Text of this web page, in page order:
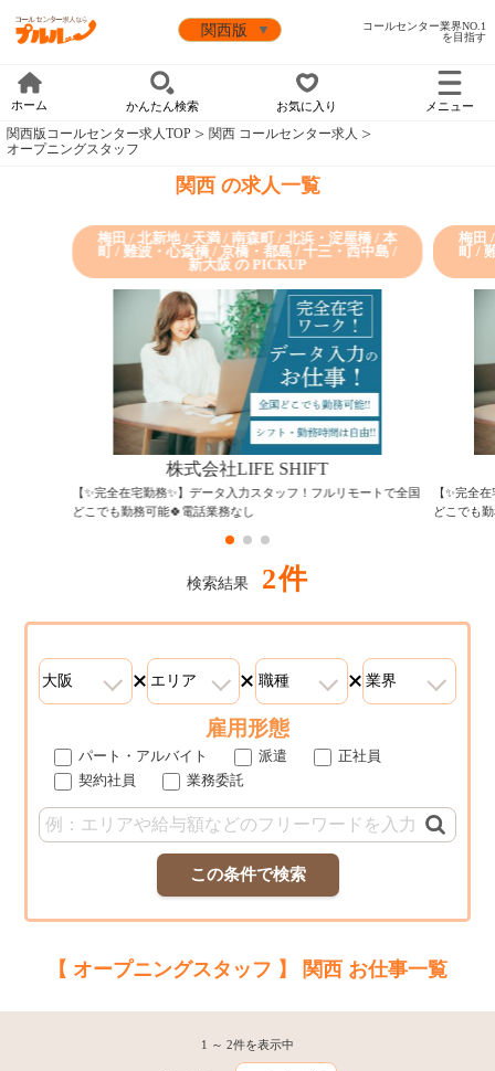
コールセンター業界NO.1
を目指す
ホーム かんたん検索 お気に入り メニュー
関西版コールセンター求人TOP
関西 コールセンター求人
オープニングスタッフ
関西 の求人一覧
梅田 / 北新地 / 天満 / 南森町 / 北浜・淀屋橋 / 本
町 / 難波・心斎橋 / 京橋・都島 / 十三・西中島 /
新大阪 の PICKUP
株式会社LIFE SHIFT
【✨完全在宅勤務✨】データ入力スタッフ！フルリモートで全国
どこでも勤務可能🍀電話業務なし
梅田
町 /
【✨完全
どこでも
検索結果 2件
雇用形態
パート・アルバイト 派遣
正社員
契約社員
業務委託
この条件で検索
【 オープニングスタッフ 】 関西 お仕事一覧
1 ～ 2件を表示中